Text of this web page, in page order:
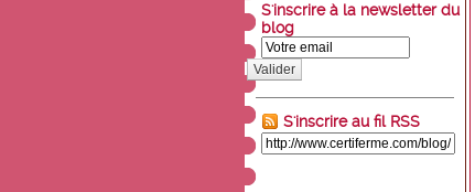
S'inscrire à la newsletter du
blog
Valider
S'inscrire au fil RSS